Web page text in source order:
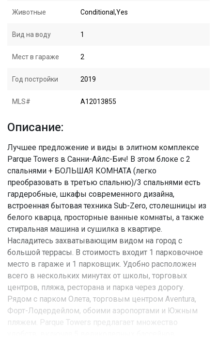
Животные Conditional,Yes
Вид на воду 1
Мест в гараже 2
Год постройки 2019
MLS# A12013855
Описание:
Лучшее предложение и виды в элитном комплексе
Parque Towers в Санни-Айлс-Бич! В этом блоке с 2
спальнями + БОЛЬШАЯ КОМНАТА (легко
преобразовать в третью спальню)/3 спальнями есть
гардеробные, шкафы современного дизайна,
встроенная бытовая техника Sub-Zero, столешницы из
белого кварца, просторные ванные комнаты, а также
стиральная машина и сушилка в квартире.
Насладитесь захватывающим видом на город с
большой террасы. В стоимость входит 1 парковочное
место в гараже и 1 парковщик. Удобно расположен
всего в нескольких минутах от школы, торговых
центров, пляжа, ресторана и парка через дорогу.
Рядом с парком Олета, торговым центром Aventura,
Форт-Лодердейлом, обоими аэропортами и Южным
пляжем. Parque Towers предлагает множество